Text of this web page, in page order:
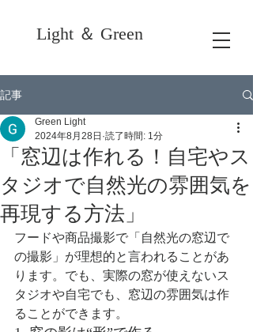
Light ＆ Green
記事
「窓辺は作れる！自宅やス
タジオで自然光の雰囲気を
再現する方法」
Green Light
2024年8月28日 読了時間: 1分
フードや商品撮影で「自然光の窓辺で
の撮影」が理想的と言われることがあ
ります。でも、実際の窓が使えないス
タジオや自宅でも、窓辺の雰囲気は作
ることができます。